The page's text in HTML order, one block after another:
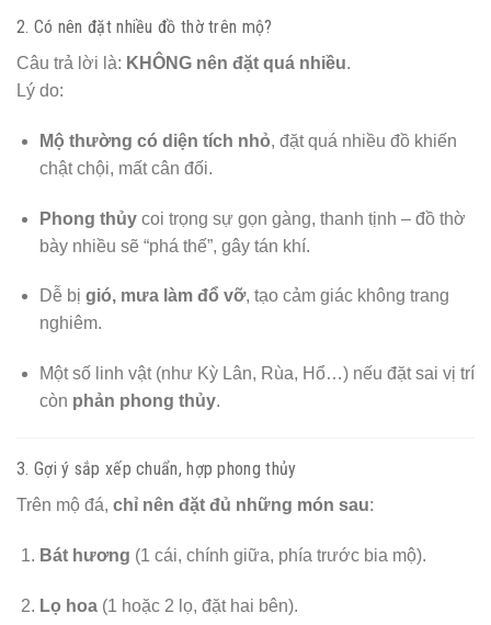
2. Có nên đặt nhiều đồ thờ trên mộ?
Câu trả lời là: KHÔNG nên đặt quá nhiều.
Lý do:
Mộ thường có diện tích nhỏ, đặt quá nhiều đồ khiến
chật chội, mất cân đối.
Phong thủycoi trọng sự gọn gàng, thanh tịnh – đồ thờ
bày nhiều sẽ “phá thế”, gây tán khí.
Dễ bị gió, mưa làm đổ vỡ, tạo cảm giác không trang
nghiêm.
Một số linh vật (như Kỳ Lân, Rùa, Hổ…) nếu đặt sai vị trí
còn phản phong thủy.
3. Gợi ý sắp xếp chuẩn, hợp phong thủy
Trên mộ đá, chỉ nên đặt đủ những món sau:
Bát hương (1 cái, chính giữa, phía trước bia mộ).
Lọ hoa(1 hoặc 2 lọ, đặt hai bên).